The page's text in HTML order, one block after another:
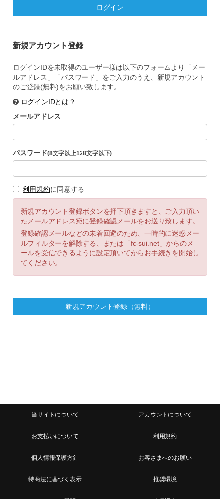
新規アカウント登録
ログインIDを未取得のユーザー様は以下のフォームより「メー
ルアドレス」「パスワード」をご入力のうえ、新規アカウント
のご登録(無料)をお願い致します。
ログインIDとは？
メールアドレス
パスワード(8文字以上128文字以下)
利用規約に同意する
新規アカウント登録ボタンを押下頂きますと、ご入力頂い
たメールアドレス宛に登録確認メールをお送り致します。
登録確認メールなどの未着回避のため、一時的に迷惑メー
ルフィルターを解除する、または「fc-sui.net」からのメ
ールを受信できるように設定頂いてからお手続きを開始し
てください。
当サイトについて アカウントについて
お支払いについて 利用規約
個人情報保護方針 お客さまへのお願い
特商法に基づく表示 推奨環境